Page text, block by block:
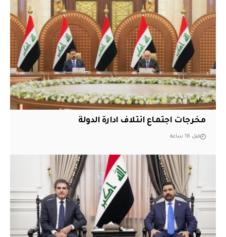
مخرجات اجتماع ائتلاف ادارة الدولة
قبل 16 ساعة